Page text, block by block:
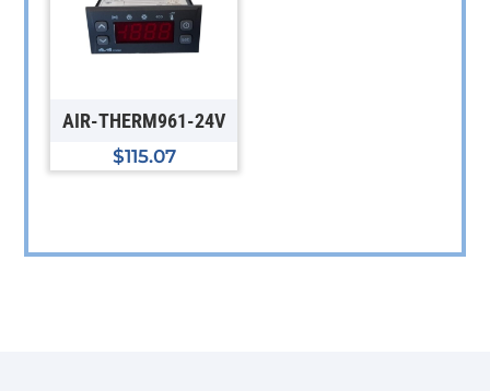
werden
AIR-THERM961-24V
$115.07